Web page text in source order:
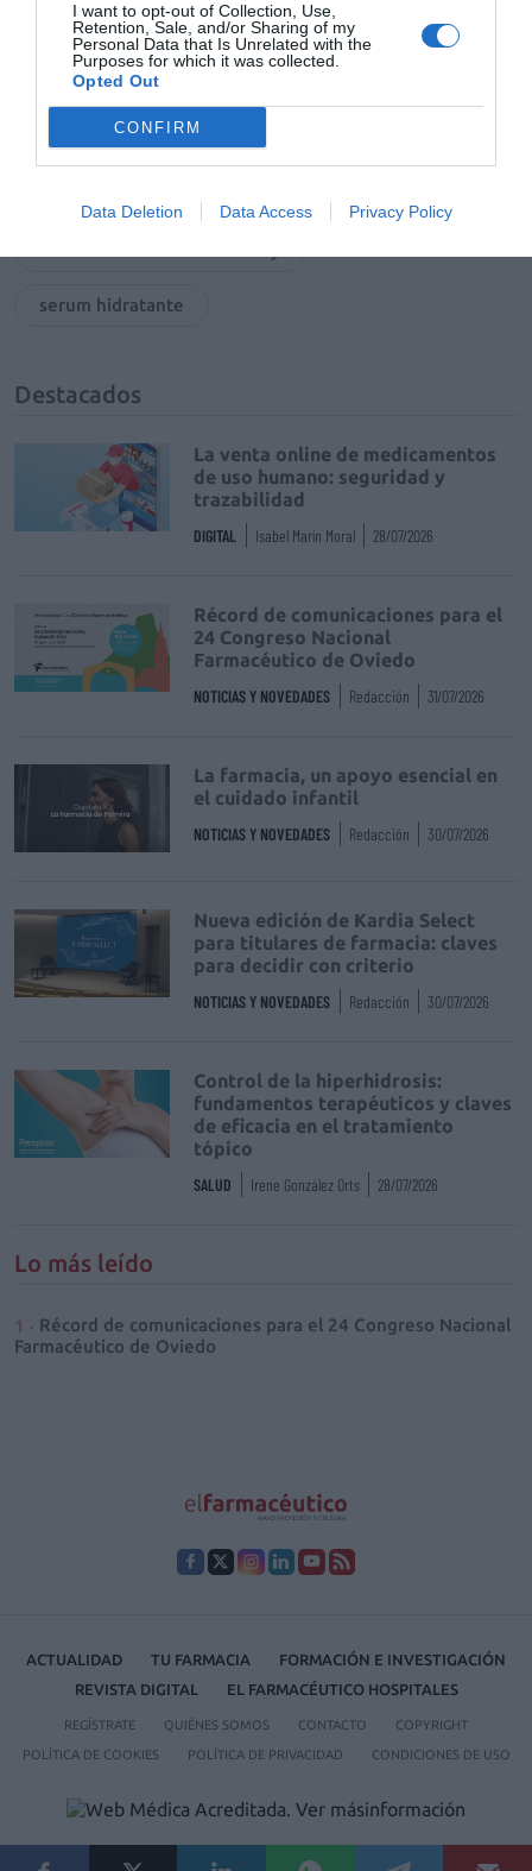
I want to opt-out of Collection, Use,
Retention, Sale, and/or Sharing of my
Personal Data that Is Unrelated with the
Purposes for which it was collected.
Opted Out
CONFIRM
Data Deletion Data Access Privacy Policy
Añadir El Farmacéuticocomo fuente preferida
de Google de forma gratuita
Mantente informado con las últimas noticias de actualidad.
ACTIVAR AHORA
serum hidratante
Destacados
La venta online de medicamentos
de uso humano: seguridad y
trazabilidad
DIGITAL Isabel Marín Moral 28/07/2026
Récord de comunicaciones para el
24 Congreso Nacional
Farmacéutico de Oviedo
NOTICIAS Y NOVEDADES Redacción 31/07/2026
La farmacia, un apoyo esencial en
el cuidado infantil
NOTICIAS Y NOVEDADES Redacción 30/07/2026
Nueva edición de Kardia Select
para titulares de farmacia: claves
para decidir con criterio
NOTICIAS Y NOVEDADES Redacción 30/07/2026
Control de la hiperhidrosis:
fundamentos terapéuticos y claves
de eficacia en el tratamiento
tópico
SALUD Irene González Orts 28/07/2026
Lo más leído
Récord de comunicaciones para el 24 Congreso Nacional
Farmacéutico de Oviedo
ACTUALIDAD TU FARMACIA
FORMACIÓN E INVESTIGACIÓN
REVISTA DIGITAL
EL FARMACÉUTICO HOSPITALES
REGÍSTRATE QUIÉNES SOMOS CONTACTO COPYRIGHT
POLÍTICA DE COOKIES POLÍTICA DE PRIVACIDAD CONDICIONES DE USO